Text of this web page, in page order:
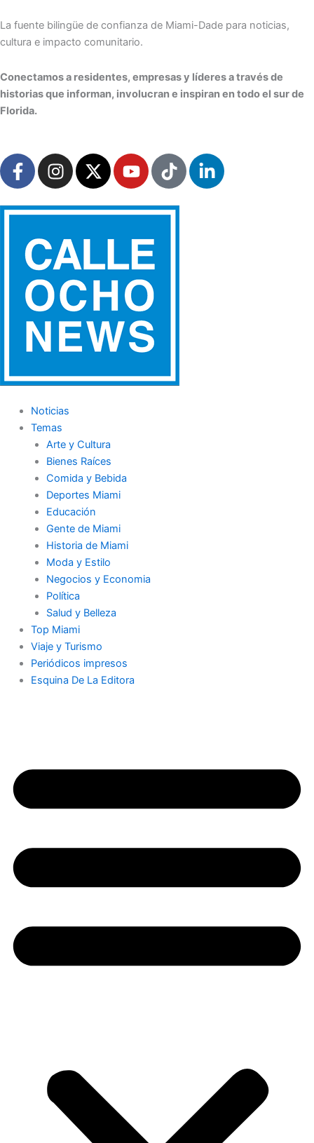
to
content
La fuente bilingüe de confianza de Miami-Dade para noticias,
cultura e impacto comunitario.
Conectamos a residentes, empresas y líderes a través de
historias que informan, involucran e inspiran en todo el sur de
Florida.
F
a
e
o
o
k
I
n
t
g
r
a
m
X
-
w
t
e
Y
o
t
b
e
T
i
t
L
i
Noticias
Temas
Arte y Cultura
Bienes Raíces
Comida y Bebida
Deportes Miami
Educación
Gente de Miami
Historia de Miami
Moda y Estilo
Negocios y Economia
Política
Salud y Belleza
Top Miami
Viaje y Turismo
Periódicos impresos
Esquina De La Editora